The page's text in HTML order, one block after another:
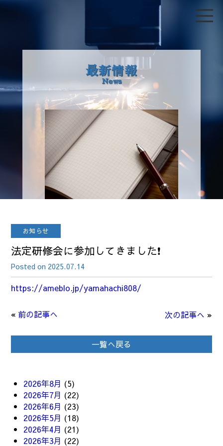
最新情報
News
お知らせ
法定研修会に参加してきました❗
Posted on 2025.07.14
https://ameblo.jp/yamahachi808/
« 前の記事へ 次の記事へ »
一覧へ戻る
2026年8月 (5)
2026年7月 (22)
2026年6月 (23)
2026年5月 (18)
2026年4月 (21)
2026年3月 (22)